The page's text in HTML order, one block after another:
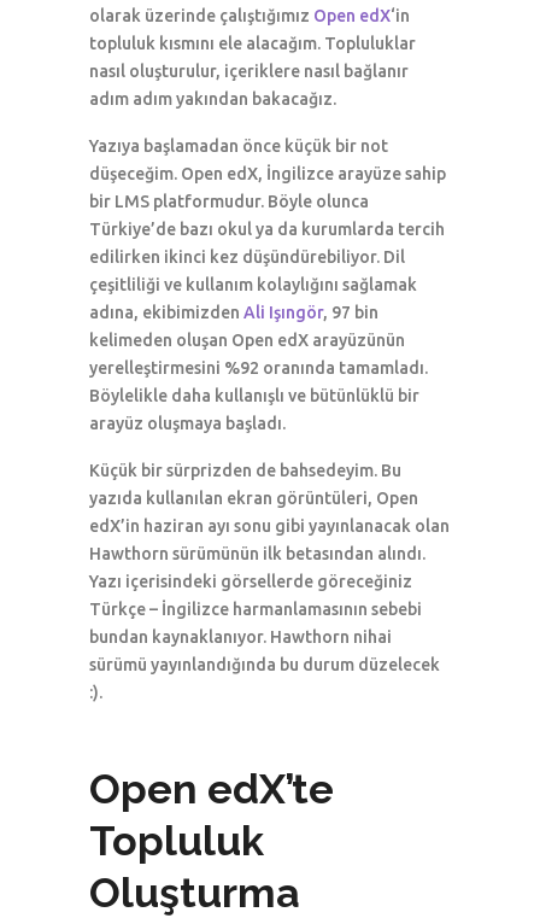
olarak üzerinde çalıştığımız Open edX‘in
topluluk kısmını ele alacağım. Topluluklar
nasıl oluşturulur, içeriklere nasıl bağlanır
adım adım yakından bakacağız.
Yazıya başlamadan önce küçük bir not
düşeceğim. Open edX, İngilizce arayüze sahip
bir LMS platformudur. Böyle olunca
Türkiye’de bazı okul ya da kurumlarda tercih
edilirken ikinci kez düşündürebiliyor. Dil
çeşitliliği ve kullanım kolaylığını sağlamak
adına, ekibimizden Ali Işıngör, 97 bin
kelimeden oluşan Open edX arayüzünün
yerelleştirmesini %92 oranında tamamladı.
Böylelikle daha kullanışlı ve bütünlüklü bir
arayüz oluşmaya başladı.
Küçük bir sürprizden de bahsedeyim. Bu
yazıda kullanılan ekran görüntüleri, Open
edX’in haziran ayı sonu gibi yayınlanacak olan
Hawthorn sürümünün ilk betasından alındı.
Yazı içerisindeki görsellerde göreceğiniz
Türkçe – İngilizce harmanlamasının sebebi
bundan kaynaklanıyor. Hawthorn nihai
sürümü yayınlandığında bu durum düzelecek
:).
Open edX’te
Topluluk
Oluşturma